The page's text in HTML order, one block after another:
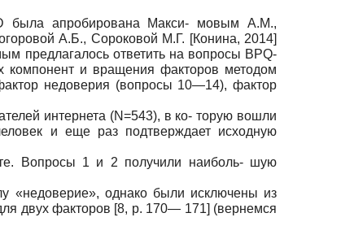
была апробирована Макси- мовым А.М.,
А.Б., Сороковой М.Г. [Конина, 2014]
предлагалось ответить на вопросы BPQ-
компонент и вращения факторов методом
недоверия (вопросы 10—14), фактор
интернета (N=543), в ко- торую вошли
и еще раз подтверждает исходную
Вопросы 1 и 2 получили наиболь- шую
«недоверие», однако были исключены из
двух факторов [8, р. 170— 171] (вернемся